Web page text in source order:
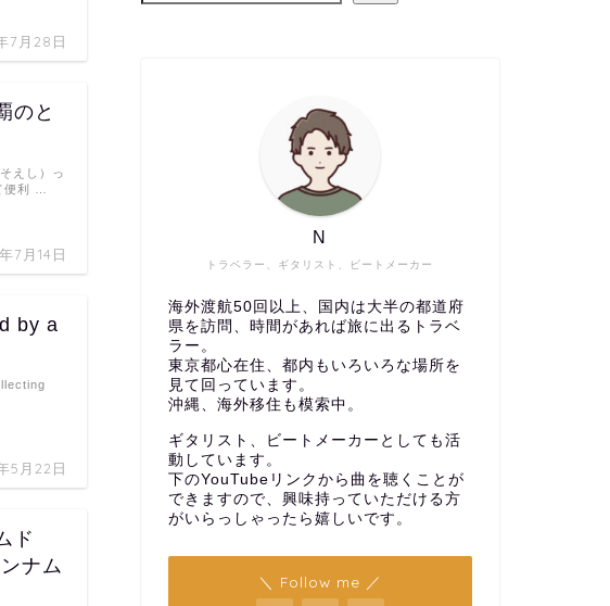
7月28日
のと
7月14日
えし）っ
便利 …
by a
5月22日
ド
ナム
トラベラー、ギタリスト、ビートメーカー
N
海外渡航50回以上、国内は大半の都道府
県を訪問、時間があれば旅に出るトラベ
ラー。
東京都心在住、都内もいろいろな場所を
見て回っています。
沖縄、海外移住も模索中。
ギタリスト、ビートメーカーとしても活
動しています。
下のYouTubeリンクから曲を聴くことが
できますので、興味持っていただける方
がいらっしゃったら嬉しいです。
＼ Follow me ／